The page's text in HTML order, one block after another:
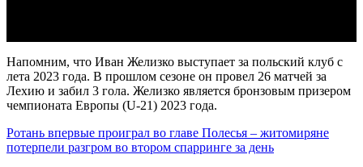
Напомним, что Иван Желизко выступает за польский клуб с
лета 2023 года. В прошлом сезоне он провел 26 матчей за
Лехию и забил 3 гола. Желизко является бронзовым призером
чемпионата Европы (U-21) 2023 года.
Ротань впервые проиграл во главе Полесья – житомиряне
потерпели разгром во втором спарринге за день